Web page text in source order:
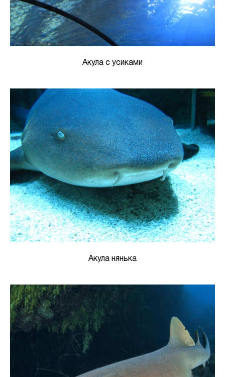
Акула с усиками
Акула нянька